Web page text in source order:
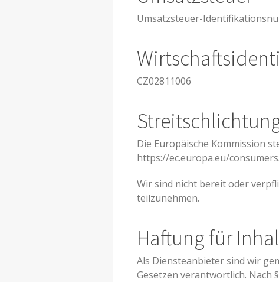
Umsatzsteuer-
CZ02811006
Die Europäische Kommission
https://ec.europa.eu/
Wir sind nicht bereit oder
teilzunehmen.
Haftung für
Als Diensteanbieter sind wir
Gesetzen verantwortlich. Nach